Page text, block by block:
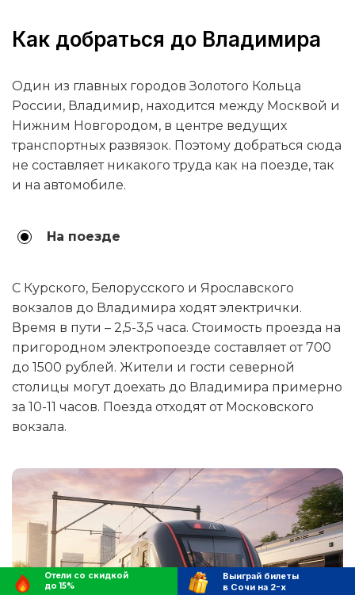
Как добраться до Владимира
Один из главных городов Золотого Кольца
России, Владимир, находится между Москвой и
Нижним Новгородом, в центре ведущих
транспортных развязок. Поэтому добраться сюда
не составляет никакого труда как на поезде, так
и на автомобиле.
На поезде
С Курского, Белорусского и Ярославского
вокзалов до Владимира ходят электрички.
Время в пути – 2,5-3,5 часа. Стоимость проезда на
пригородном электропоезде составляет от 700
до 1500 рублей. Жители и гости северной
столицы могут доехать до Владимира примерно
за 10-11 часов. Поезда отходят от Московского
вокзала.
Отели со скидкой
до 15%
Выиграй билеты
в Сочи на 2-х